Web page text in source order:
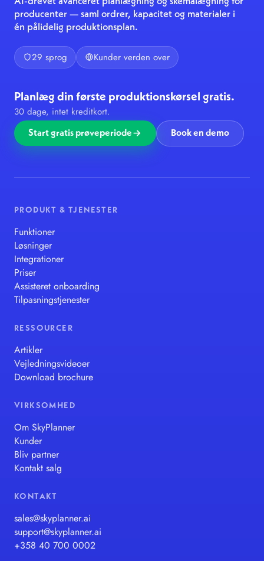
producenter — saml ordrer, kapacitet og materialer i
én pålidelig produktionsplan.
29 sprog Kunder verden over
Planlæg din første produktionskørsel gratis.
30 dage, intet kreditkort.
Start gratis prøveperiode Book en demo
PRODUKT & TJENESTER
Funktioner
Løsninger
Integrationer
Priser
Assisteret onboarding
Tilpasningstjenester
RESSOURCER
Artikler
Vejledningsvideoer
Download brochure
VIRKSOMHED
Om SkyPlanner
Kunder
Bliv partner
Kontakt salg
KONTAKT
sales@skyplanner.ai
support@skyplanner.ai
+358 40 700 0002